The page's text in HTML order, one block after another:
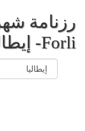
رزنامة
Forli- إيطاليا